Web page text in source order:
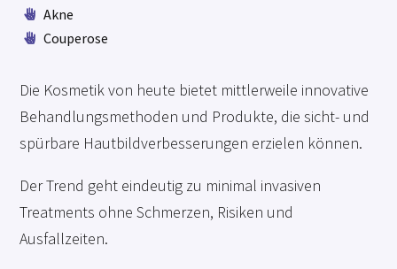
 Akne
 Couperose
Die Kosmetik von heute bietet mittlerweile innovative
Behandlungsmethoden und Produkte, die sicht- und
spürbare Hautbildverbesserungen erzielen können.
Der Trend geht eindeutig zu minimal invasiven
Treatments ohne Schmerzen, Risiken und
Ausfallzeiten.